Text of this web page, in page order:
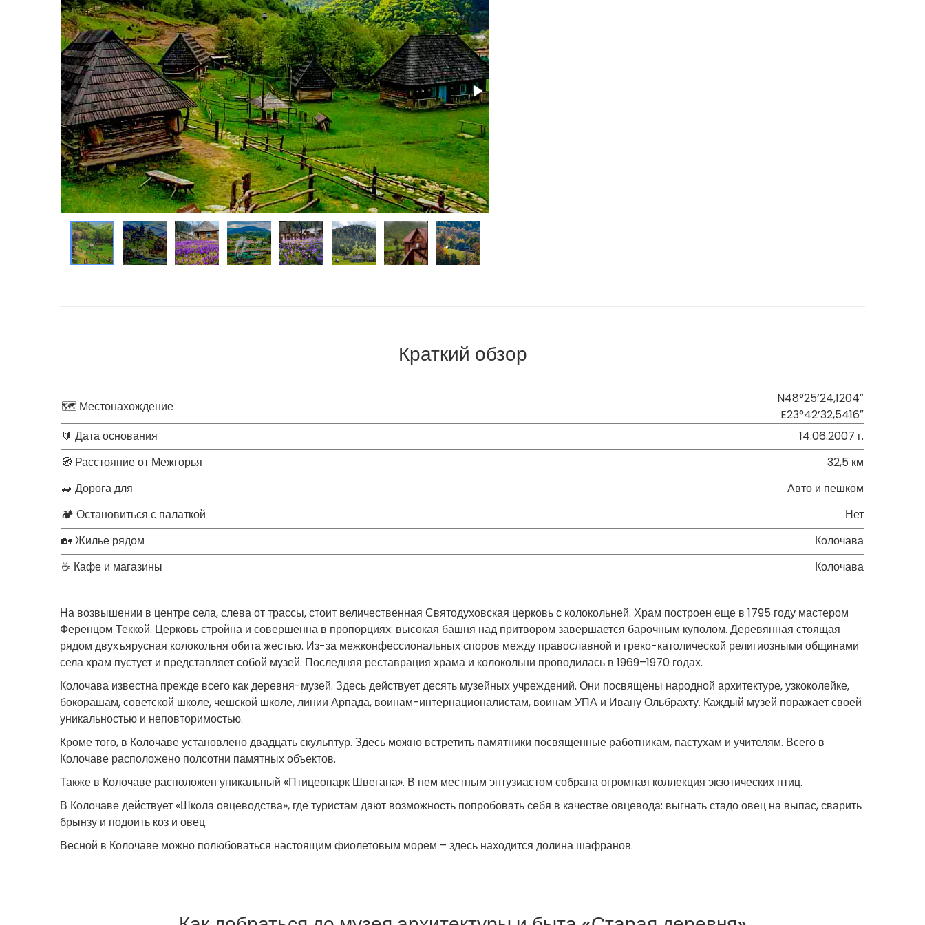
Краткий обзор
🗺 Местонахождение
N48°25’24,1204″
E23°42’32,5416″
🔰 Дата основания
14.06.2007 г.
🧭 Расстояние от Межгорья
32,5 км
🚙 Дорога для
Авто и пешком
🏕 Остановиться с палаткой
Нет
🏡 Жилье рядом
Колочава
☕ Кафе и магазины
Колочава
На возвышении в центре села, слева от трассы, стоит величественная Святодуховская церковь с колокольней. Храм построен еще в 1795 году мастером
Ференцом Теккой. Церковь стройна и совершенна в пропорциях: высокая башня над притвором завершается барочным куполом. Деревянная стоящая
рядом двухъярусная колокольня обита жестью. Из-за межконфессиональных споров между православной и греко-католической религиозными общинами
села храм пустует и представляет собой музей. Последняя реставрация храма и колокольни проводилась в 1969–1970 годах.
Колочава известна прежде всего как деревня-музей. Здесь действует десять музейных учреждений. Они посвящены народной архитектуре, узкоколейке,
бокорашам, советской школе, чешской школе, линии Арпада, воинам-интернационалистам, воинам УПА и Ивану Ольбрахту. Каждый музей поражает своей
уникальностью и неповторимостью.
Кроме того, в Колочаве установлено двадцать скульптур. Здесь можно встретить памятники посвященные работникам, пастухам и учителям. Всего в
Колочаве расположено полсотни памятных объектов.
Также в Колочаве расположен уникальный «Птицеопарк Швегана». В нем местным энтузиастом собрана огромная коллекция экзотических птиц.
В Колочаве действует «Школа овцеводства», где туристам дают возможность попробовать себя в качестве овцевода: выгнать стадо овец на выпас, сварить
брынзу и подоить коз и овец.
Весной в Колочаве можно полюбоваться настоящим фиолетовым морем – здесь находится долина шафранов.